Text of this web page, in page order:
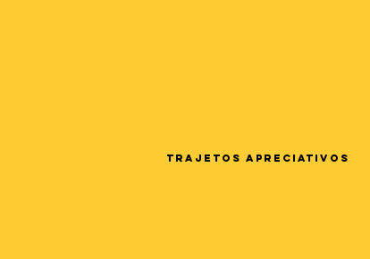
Trajetos Apreciativos